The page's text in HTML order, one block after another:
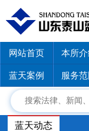
网站首页 本所介
蓝天案例 服务范
蓝天动态